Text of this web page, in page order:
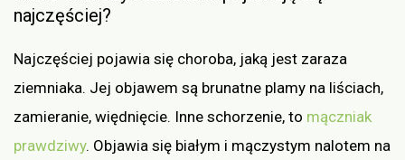
najczęściej?
Najczęściej pojawia się choroba, jaką jest zaraza
ziemniaka. Jej objawem są brunatne plamy na liściach,
zamieranie, więdnięcie. Inne schorzenie, to mączniak
prawdziwy. Objawia się białym i mączystym nalotem na